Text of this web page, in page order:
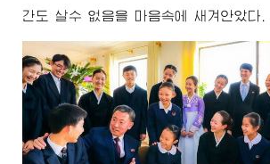
간도 살수 없음을 마음속에 새겨안았다.